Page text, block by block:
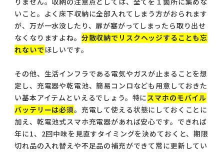
いこと。よく床下収納に全部入れてしまう方がおられます
が、万が一水没したり、扉が塞がってしまったら取り出せ
なくなりますよね。 分散収納でリスクヘッジすることも忘
れないでほしいです。
その他、生活インフラである電気やガスが止まることを想
定し、充電器や乾電池、簡易コンロなども用意しておきた
い基本アイテムといえるでしょう。特にスマホのモバイル
バッテリーは必須。充電して使える状態にしておくことに
加え、乾電池式スマホ充電器があれば安心です。できれば
年に1、2回中味を見直すタイミングを決めておくと、期限
切れ品の入れ替えや不足品の補充ができて常に更新してい